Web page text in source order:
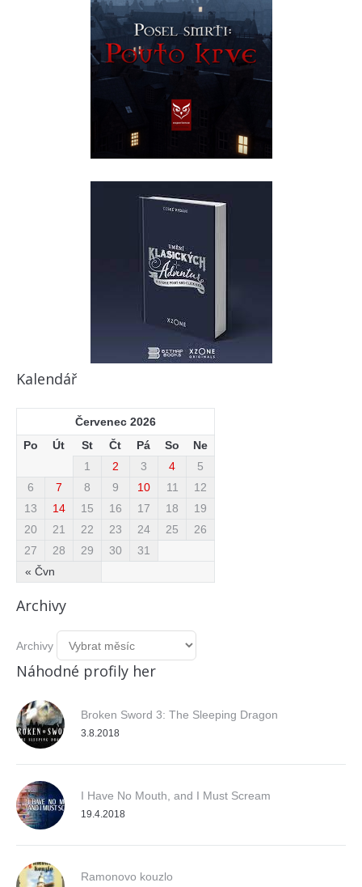
Kalendář
Červenec 2026
Po
Út St Čt Pá So Ne
« Čvn
1 2 3 4
5
6
7 8 9 10 11
12
13
14 15 16 17 18
19
20
21 22 23 24 25
26
27
28 29 30 31
Archivy
Archivy
Náhodné profily her
Broken Sword 3: The Sleeping Dragon
3.8.2018
I Have No Mouth, and I Must Scream
19.4.2018
Ramonovo kouzlo